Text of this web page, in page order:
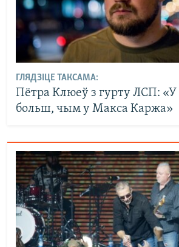
ГЛЯДЗІЦЕ ТАКСАМА:
Пётра Клюеў з гурту ЛСП:
больш, чым у Макса Каржа»